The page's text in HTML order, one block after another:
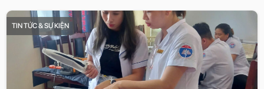
TIN TỨC & SỰ KIỆN